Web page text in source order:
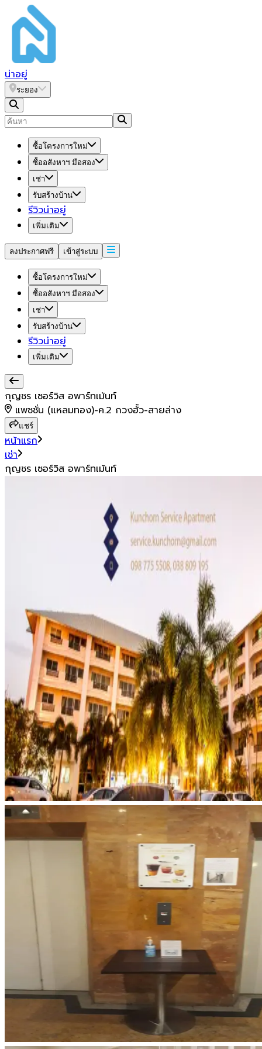
น่าอยู่
ระยอง
ซื้อโครงการใหม่
ซื้ออสังหาฯ มือสอง
เช่า
รับสร้างบ้าน
รีวิวน่าอยู่
เพิ่มเติม
ลงประกาศฟรี เข้าสู่ระบบ
ซื้อโครงการใหม่
ซื้ออสังหาฯ มือสอง
เช่า
รับสร้างบ้าน
รีวิวน่าอยู่
เพิ่มเติม
กุญชร เซอร์วิส อพาร์ทเม้นท์
แพชชั่น (แหลมทอง)-ค.2 กวงฮั้ว-สายล่าง
แชร์
หน้าแรก
เช่า
กุญชร เซอร์วิส อพาร์ทเม้นท์